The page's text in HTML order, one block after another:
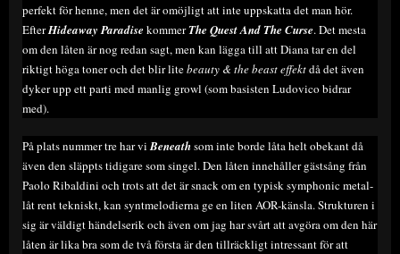
perfekt för henne, men det är omöjligt att inte uppskatta det man hör.
EfterHideaway Paradise kommerThe Quest And The Curse. Det mesta
om den låten är nog redan sagt, men kan lägga till att Diana tar en del
riktigt höga toner och det blir litebeauty & the beast effektdå det även
dyker upp ett parti med manlig growl (som basisten Ludovico bidrar
med).
På plats nummer tre har viBeneathsom inte borde låta helt obekant då
även den släppts tidigare som singel. Den låten innehåller gästsång från
Paolo Ribaldini och trots att det är snack om en typisk symphonic metal-
låt rent tekniskt, kan syntmelodierna ge en liten AOR-känsla. Strukturen i
sig är väldigt händelserik och även om jag har svårt att avgöra om den här
låten är lika bra som de två första är den tillräckligt intressant för att